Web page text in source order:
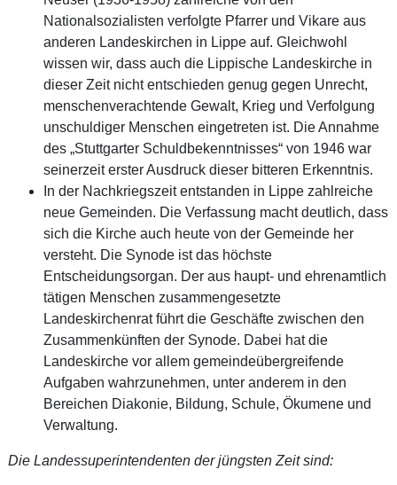
Nationalsozialisten verfolgte Pfarrer und Vikare aus
anderen Landeskirchen in Lippe auf. Gleichwohl
wissen wir, dass auch die Lippische Landeskirche in
dieser Zeit nicht entschieden genug gegen Unrecht,
menschenverachtende Gewalt, Krieg und Verfolgung
unschuldiger Menschen eingetreten ist. Die Annahme
des „Stuttgarter Schuldbekenntnisses“ von 1946 war
seinerzeit erster Ausdruck dieser bitteren Erkenntnis.
In der Nachkriegszeit entstanden in Lippe zahlreiche
neue Gemeinden. Die Verfassung macht deutlich, dass
sich die Kirche auch heute von der Gemeinde her
versteht. Die Synode ist das höchste
Entscheidungsorgan. Der aus haupt- und ehrenamtlich
tätigen Menschen zusammengesetzte
Landeskirchenrat führt die Geschäfte zwischen den
Zusammenkünften der Synode. Dabei hat die
Landeskirche vor allem gemeindeübergreifende
Aufgaben wahrzunehmen, unter anderem in den
Bereichen Diakonie, Bildung, Schule, Ökumene und
Verwaltung.
Die Landessuperintendenten der jüngsten Zeit sind: